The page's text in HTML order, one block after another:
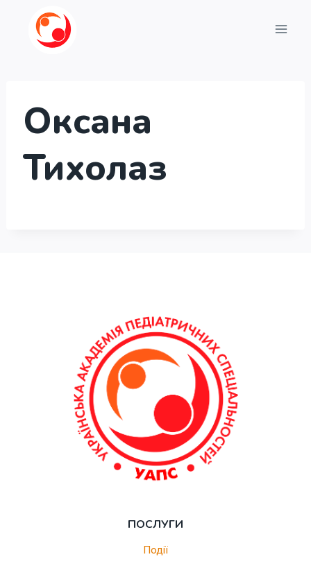
Перейти
Оксана
Тихолаз
ПОСЛУГИ
Події